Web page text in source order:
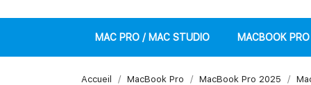
MAC PRO / MAC STUDIO MACBOOK PRO
Accueil MacBook Pro MacBook Pro 2025